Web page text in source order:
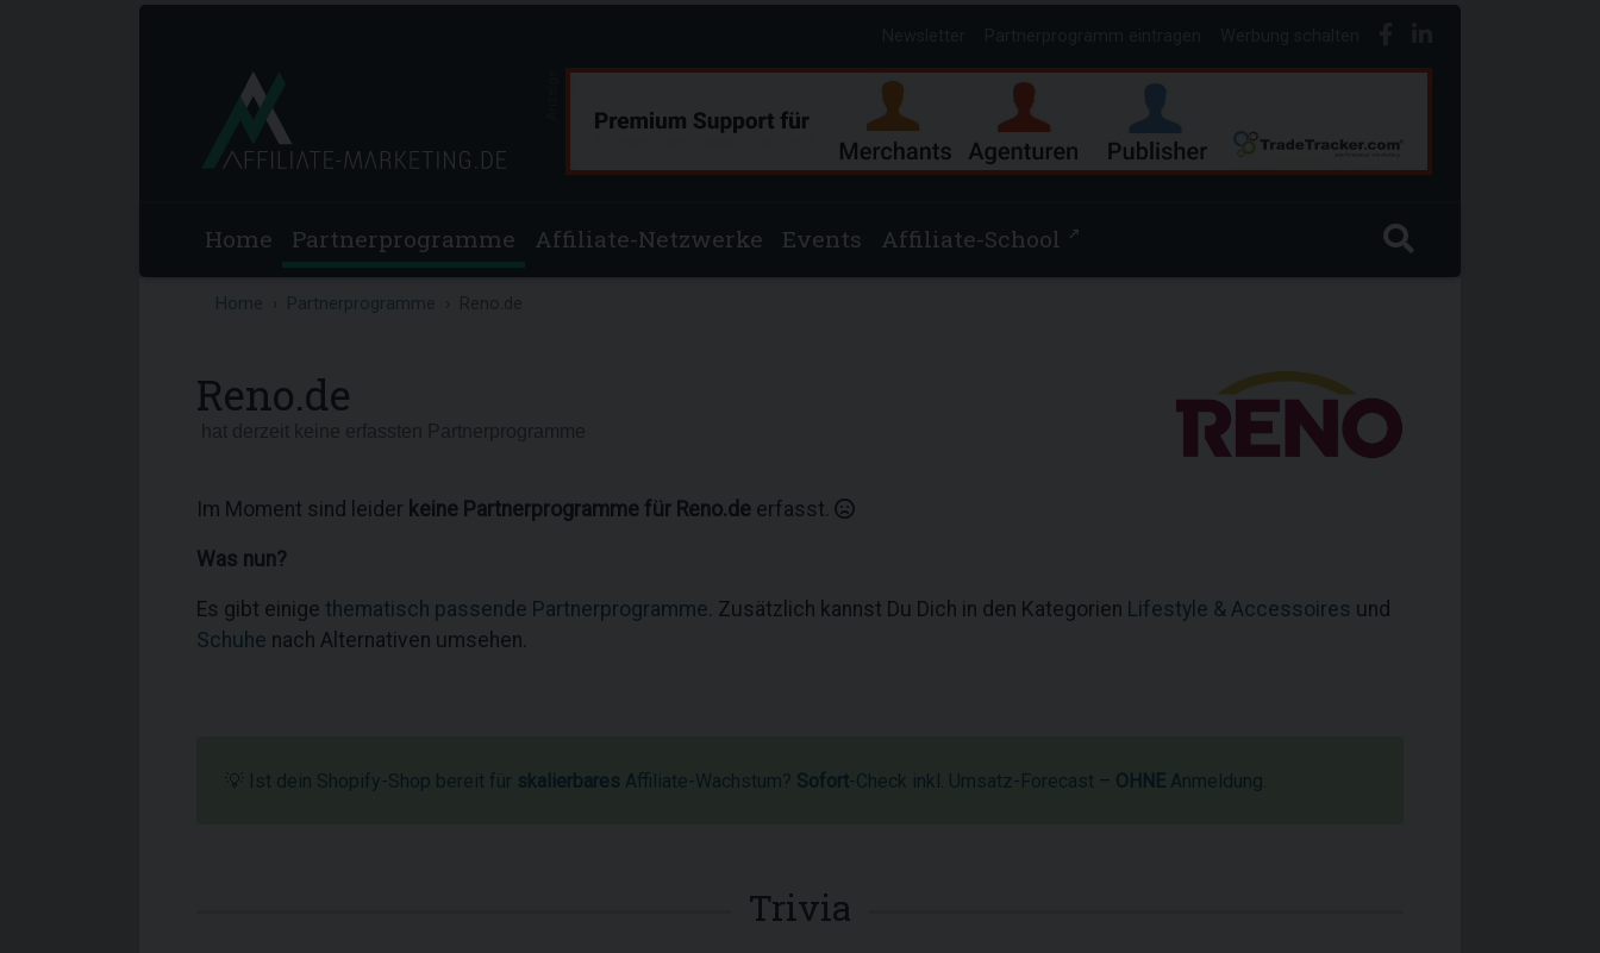
Home Partnerprogramme Affiliate-Netzwerke Events Affiliate-School ↗
Home Partnerprogramme
Reno.de
Im Moment sind leider keine Partnerprogramme für Reno.de erfasst.
Was nun?
Es gibt einige thematisch passende Partnerprogramme. Zusätzlich kannst Du Dich in den Kategorien Lifestyle & Accessoires und
Schuhe nach Alternativen umsehen.
💡 Ist dein Shopify-Shop bereit für skalierbares Affiliate-Wachstum? Sofort-Check inkl. Umsatz-Forecast – OHNE Anmeldung.
Trivia